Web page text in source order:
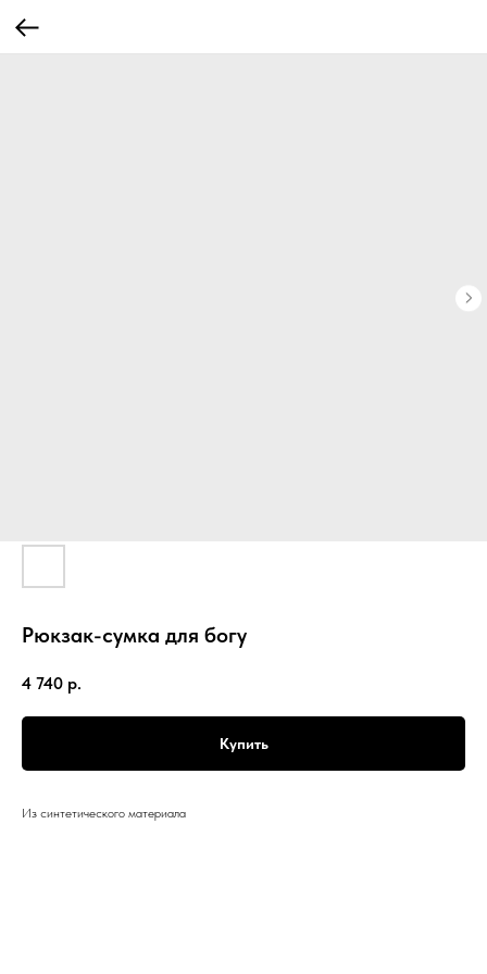
Рюкзак-сумка для богу
4 740 р.
Купить
Из синтетического материала